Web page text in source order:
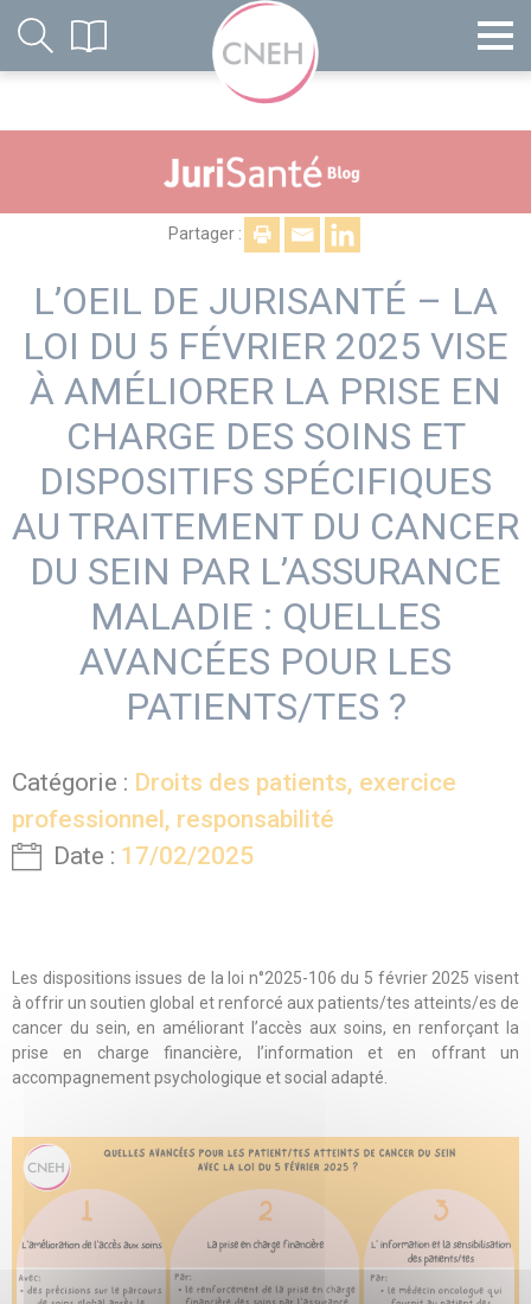
Partager :
L’OEIL DE JURISANTÉ – LA
LOI DU 5 FÉVRIER 2025 VISE
À AMÉLIORER LA PRISE EN
CHARGE DES SOINS ET
DISPOSITIFS SPÉCIFIQUES
AU TRAITEMENT DU CANCER
DU SEIN PAR L’ASSURANCE
MALADIE : QUELLES
AVANCÉES POUR LES
PATIENTS/TES ?
Catégorie : Droits des patients, exercice
professionnel, responsabilité
Date : 17/02/2025
Les dispositions issues de la loi n°2025-106 du 5 février 2025 visent
à offrir un soutien global et renforcé aux patients/tes atteints/es de
cancer du sein, en améliorant l’accès aux soins, en renforçant la
prise en charge financière, l’information et en offrant un
accompagnement psychologique et social adapté.